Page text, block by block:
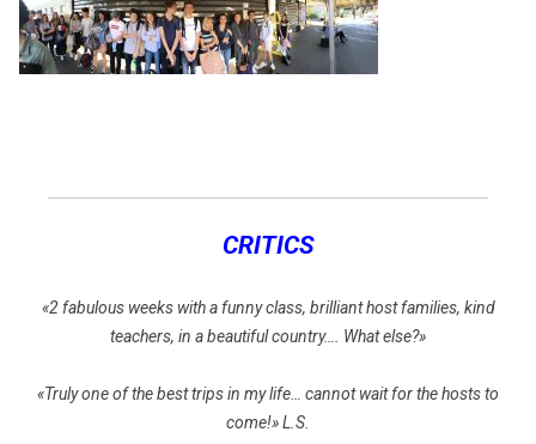
CRITICS
«2 fabulous weeks with a funny class, brilliant host families, kind
teachers, in a beautiful country…. What else?»
«Truly one of the best trips in my life… cannot wait for the hosts to
come!» L.S.